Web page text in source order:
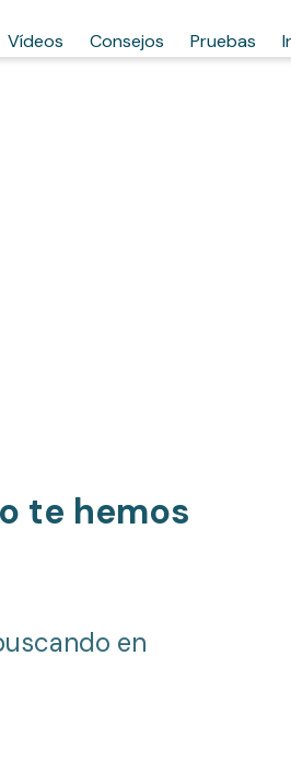
Vídeos Consejos Pruebas
te hemos
en